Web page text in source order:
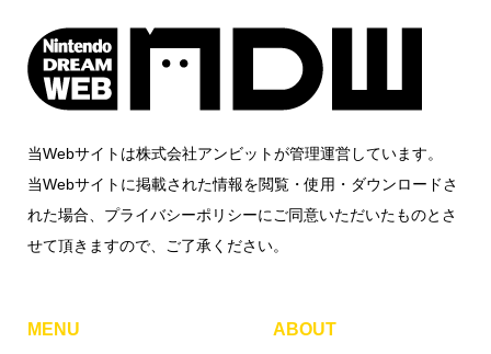
当Webサイトは株式会社アンビットが管理運営しています。
当Webサイトに掲載された情報を閲覧・使用・ダウンロードさ
れた場合、プライバシーポリシーにご同意いただいたものとさ
せて頂きますので、ご了承ください。
MENU ABOUT